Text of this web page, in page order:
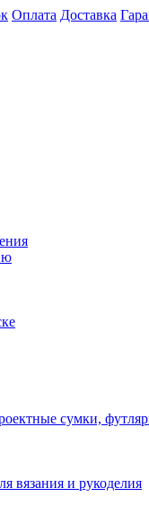
Оплата Доставка
сумки,
вязания и рукоделия